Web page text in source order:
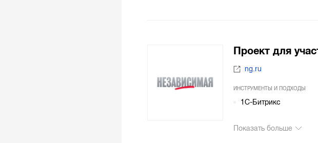
Проект для
ng.ru
ИНСТРУМЕНТЫ И ПОДХОДЫ
1С-Битрикс
Показать больше